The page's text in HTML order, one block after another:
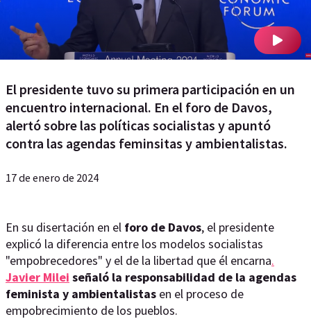
El presidente tuvo su primera participación en un
encuentro internacional. En el foro de Davos,
alertó sobre las políticas socialistas y apuntó
contra las agendas feminsitas y ambientalistas.
17 de enero de 2024
En su disertación en el foro de Davos, el presidente
explicó la diferencia entre los modelos socialistas
"empobrecedores" y el de la libertad que él encarna.
Javier Milei señaló la responsabilidad de la agendas
feminista y ambientalistas en el proceso de
empobrecimiento de los pueblos.